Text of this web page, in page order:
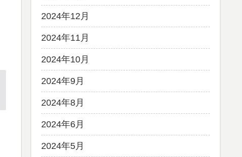
2024年12月
2024年11月
2024年10月
2024年9月
2024年8月
2024年6月
2024年5月